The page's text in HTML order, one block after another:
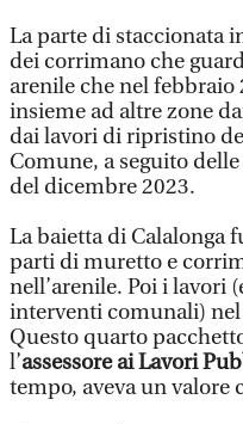
La parte di staccionata
dei corrimano che
arenile che nel febbraio
insieme ad altre zone
dai lavori di ripristino
Comune, a seguito
del dicembre 2023.
La baietta di Calalonga
parti di muretto e
nell’arenile. Poi i lavori
interventi comunali) nel
Questo quarto
l’assessore ai Lavori
tempo, aveva un valore